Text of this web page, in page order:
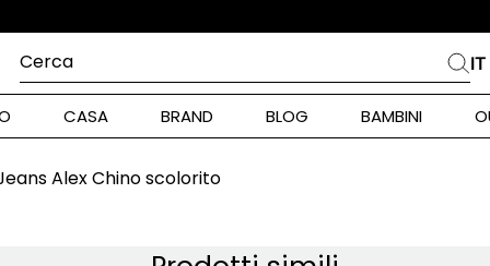
Cerca
IT
CASA BRAND BLOG BAMBINI
Alex Chino scolorito
FREQUENTI
Lauren